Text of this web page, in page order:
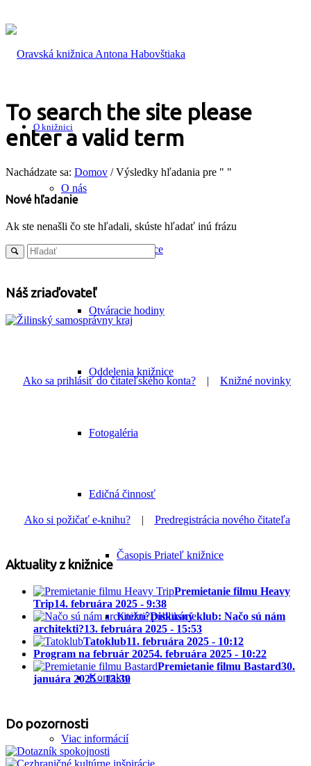
O knižnici
O nás
História knižnice
Otváracie hodiny
Oddelenia knižnice
Fotogaléria
Edičná činnosť
Časopis Priateľ knižnice
Knižné publikácie
Kontakty
Viac informácií
To search the site please
enter a valid term
Nachádzate sa: Domov / Výsledky hľadania pre " "
Nové hľadanie
Ak ste nenašli čo ste hľadali, skúste hľadať inú frázu
Náš zriaďovateľ
Ako sa prihlásiť do čitateľského konta? | Knižné novinky
Ako si požičať e-knihu?| Predregistrácia nového čitateľa
Aktuality z knižnice
Premietanie filmu Heavy
Trip14. februára 2025 - 9:38
Diskusný klub: Načo sú nám
architekti?13. februára 2025 - 15:53
Tatoklub11. februára 2025 - 10:12
Program na február 20254. februára 2025 - 10:22
Premietanie filmu Bastard30.
januára 2025 - 13:30
Do pozornosti